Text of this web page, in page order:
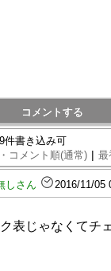
コメントする
件書き込み可
コメント順(通常) | 最
しさん 2016/11/05
表じゃなくてチ